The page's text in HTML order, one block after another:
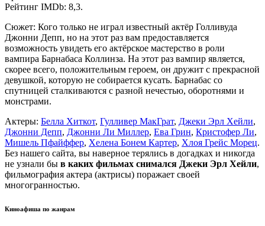
Рейтинг IMDb: 8,3.
Сюжет: Кого только не играл известный актёр Голливуда
Джонни Депп, но на этот раз вам предоставляется
возможность увидеть его актёрское мастерство в роли
вампира Барнабаса Коллинза. На этот раз вампир является,
скорее всего, положительным героем, он дружит с прекрасной
девушкой, которую не собирается кусать. Барнабас со
спутницей сталкиваются с разной нечестью, оборотнями и
монстрами.
Актеры: Белла Хиткот, Гулливер МакГрат, Джеки Эрл Хейли,
Джонни Депп, Джонни Ли Миллер, Ева Грин, Кристофер Ли,
Мишель Пфайффер, Хелена Бонем Картер, Хлоя Грейс Морец.
Без нашего сайта, вы наверное терялись в догадках и никогда
не узнали бы в каких фильмах снимался Джеки Эрл Хейли,
фильмография актера (актрисы) поражает своей
многогранностью.
Киноафиша по жанрам